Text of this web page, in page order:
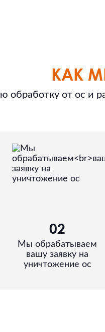
КАК
обработку от ос и
02
Мы обрабатываем
вашу заявку на
уничтожение ос